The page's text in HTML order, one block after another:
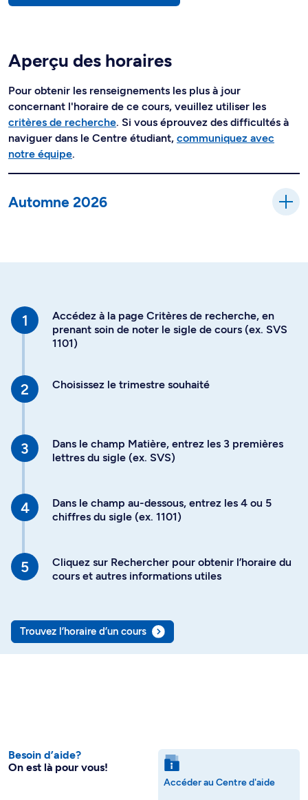
Aperçu des horaires
Pour obtenir les renseignements les plus à jour
concernant l'horaire de ce cours, veuillez utiliser les
critères de recherche. Si vous éprouvez des difficultés à
naviguer dans le Centre étudiant, communiquez avec
notre équipe.
Automne 2026
Accédez à la page Critères de recherche, en
prenant soin de noter le sigle de cours (ex. SVS
1101)
Choisissez le trimestre souhaité
Dans le champ Matière, entrez les 3 premières
lettres du sigle (ex. SVS)
Dans le champ au-dessous, entrez les 4 ou 5
chiffres du sigle (ex. 1101)
Cliquez sur Rechercher pour obtenir l’horaire du
cours et autres informations utiles
Trouvez l’horaire d’un cours
Besoin d’aide?
On est là pour vous!
Accéder au Centre d'aide